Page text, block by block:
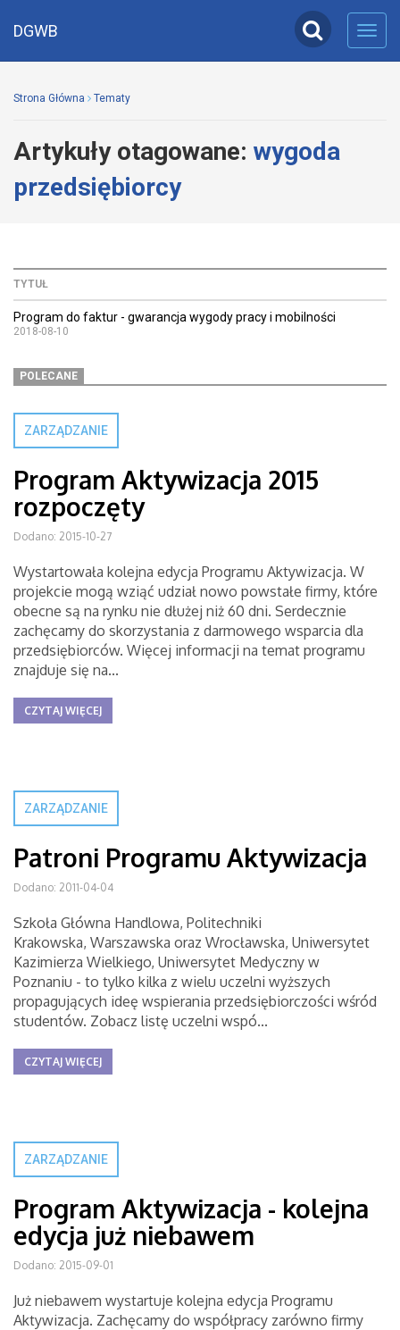
DGWB
Strona Główna Tematy
Artykuły otagowane: wygoda
przedsiębiorcy
TYTUŁ
Program do faktur - gwarancja wygody pracy i mobilności
2018-08-10
POLECANE
ZARZĄDZANIE
Program Aktywizacja 2015
rozpoczęty
Dodano: 2015-10-27
Wystartowała kolejna edycja Programu Aktywizacja. W
projekcie mogą wziąć udział nowo powstałe firmy, które
obecne są na rynku nie dłużej niż 60 dni. Serdecznie
zachęcamy do skorzystania z darmowego wsparcia dla
przedsiębiorców. Więcej informacji na temat programu
znajduje się na...
CZYTAJ WIĘCEJ
ZARZĄDZANIE
Patroni Programu Aktywizacja
Dodano: 2011-04-04
Szkoła Główna Handlowa, Politechniki
Krakowska, Warszawska oraz Wrocławska, Uniwersytet
Kazimierza Wielkiego, Uniwersytet Medyczny w
Poznaniu - to tylko kilka z wielu uczelni wyższych
propagujących ideę wspierania przedsiębiorczości wśród
studentów. Zobacz listę uczelni wspó...
CZYTAJ WIĘCEJ
ZARZĄDZANIE
Program Aktywizacja - kolejna
edycja już niebawem
Dodano: 2015-09-01
Już niebawem wystartuje kolejna edycja Programu
Aktywizacja. Zachęcamy do współpracy zarówno firmy